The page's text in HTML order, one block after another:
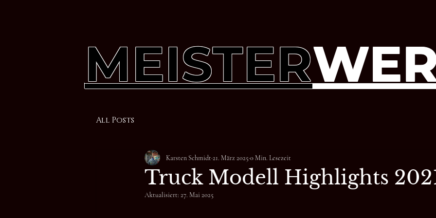
MEISTER
All Posts
Truck Modell Highlights
Karsten Schmidt 21. März 2025 0 Min. Lesezeit
Aktualisiert: 27. Mai 2025